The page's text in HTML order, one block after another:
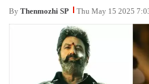
EVENTS
By Thenmozhi SP Thu May 15 2025